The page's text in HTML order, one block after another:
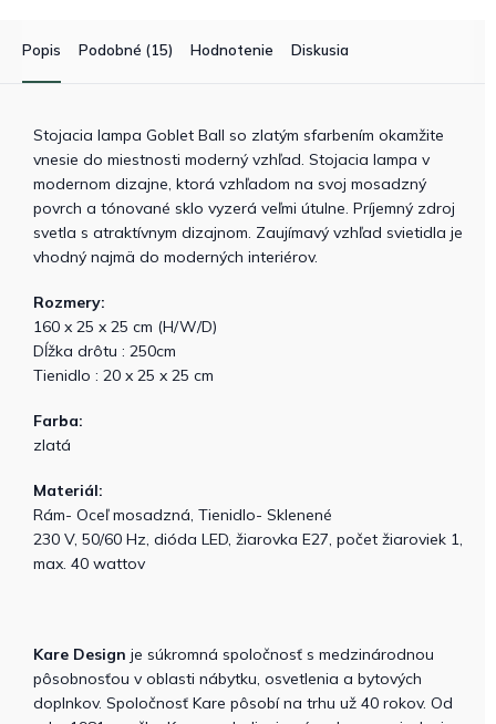
Popis Podobné (15) Hodnotenie Diskusia
Stojacia lampa Goblet Ball so zlatým sfarbením okamžite
vnesie do miestnosti moderný vzhľad. Stojacia lampa v
modernom dizajne, ktorá vzhľadom na svoj mosadzný
povrch a tónované sklo vyzerá veľmi útulne. Príjemný zdroj
svetla s atraktívnym dizajnom. Zaujímavý vzhľad svietidla je
vhodný najmä do moderných interiérov.
Rozmery:
160 x 25 x 25 cm (H/W/D)
Dĺžka drôtu : 250cm
Tienidlo : 20 x 25 x 25 cm
Farba:
zlatá
Materiál:
Rám- Oceľ mosadzná, Tienidlo- Sklenené
230 V, 50/60 Hz, dióda LED, žiarovka E27, počet žiaroviek 1,
max. 40 wattov
Kare Design je súkromná spoločnosť s medzinárodnou
pôsobnosťou v oblasti nábytku, osvetlenia a bytových
doplnkov. Spoločnosť Kare pôsobí na trhu už 40 rokov. Od